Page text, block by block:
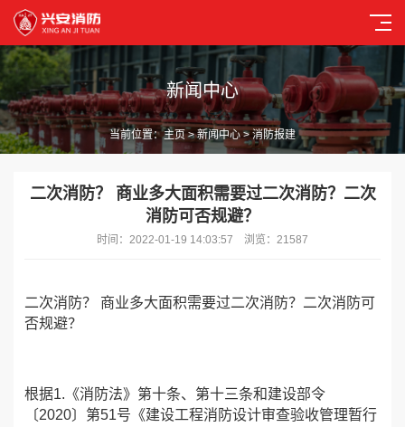
新闻中心
当前位置：主页>新闻中心 > 消防报建
二次消防？ 商业多大面积需要过二次消防？二次
消防可否规避？
时间：2022-01-19 14:03:57 浏览：21587
二次消防？ 商业多大面积需要过二次消防？二次消防可
否规避？
根据1.《消防法》第十条、第十三条和建设部令
〔2020〕第51号《建设工程消防设计审查验收管理暂行